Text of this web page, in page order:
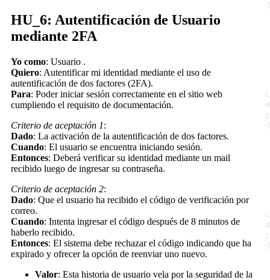
HU_6: Autentificación de Usuario
mediante 2FA
Yo como: Usuario .
Quiero: Autentificar mi identidad mediante el uso de
autentificación de dos factores (2FA).
Para: Poder iniciar sesión correctamente en el sitio web
cumpliendo el requisito de documentación.
Criterio de aceptación 1:
Dado: La activación de la autentificación de dos factores.
Cuando: El usuario se encuentra iniciando sesión.
Entonces: Deberá verificar su identidad mediante un mail
recibido luego de ingresar su contraseña.
Criterio de aceptación 2:
Dado: Que el usuario ha recibido el código de verificación por
correo.
Cuando: Intenta ingresar el código después de 8 minutos de
haberlo recibido.
Entonces: El sistema debe rechazar el código indicando que ha
expirado y ofrecer la opción de reenviar uno nuevo.
Valor: Esta historia de usuario vela por la seguridad de la